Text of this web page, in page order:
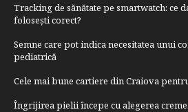
Tracking de sănătate pe smartwatch: ce
folosești corect?
Semne care pot indica necesitatea unui
pediatrică
Cele mai bune cartiere din Craiova
Îngrijirea pielii începe cu alegerea